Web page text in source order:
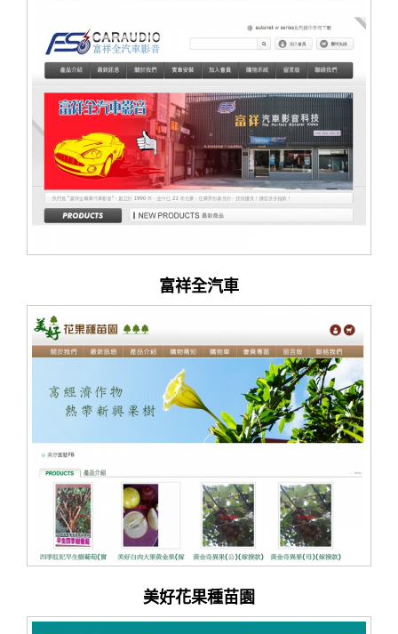
富祥全汽車
美好花果種苗園